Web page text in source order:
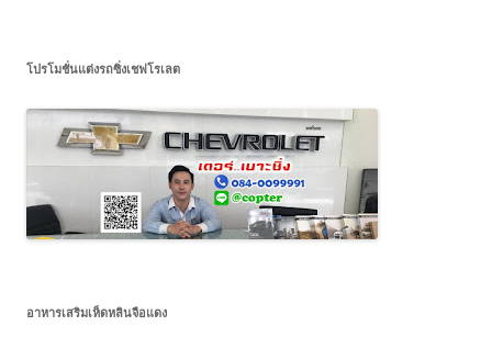
โปรโมชั่นแต่งรถซิ่งเชฟโรเลต
อาหารเสริมเห็ดหลินจือแดง